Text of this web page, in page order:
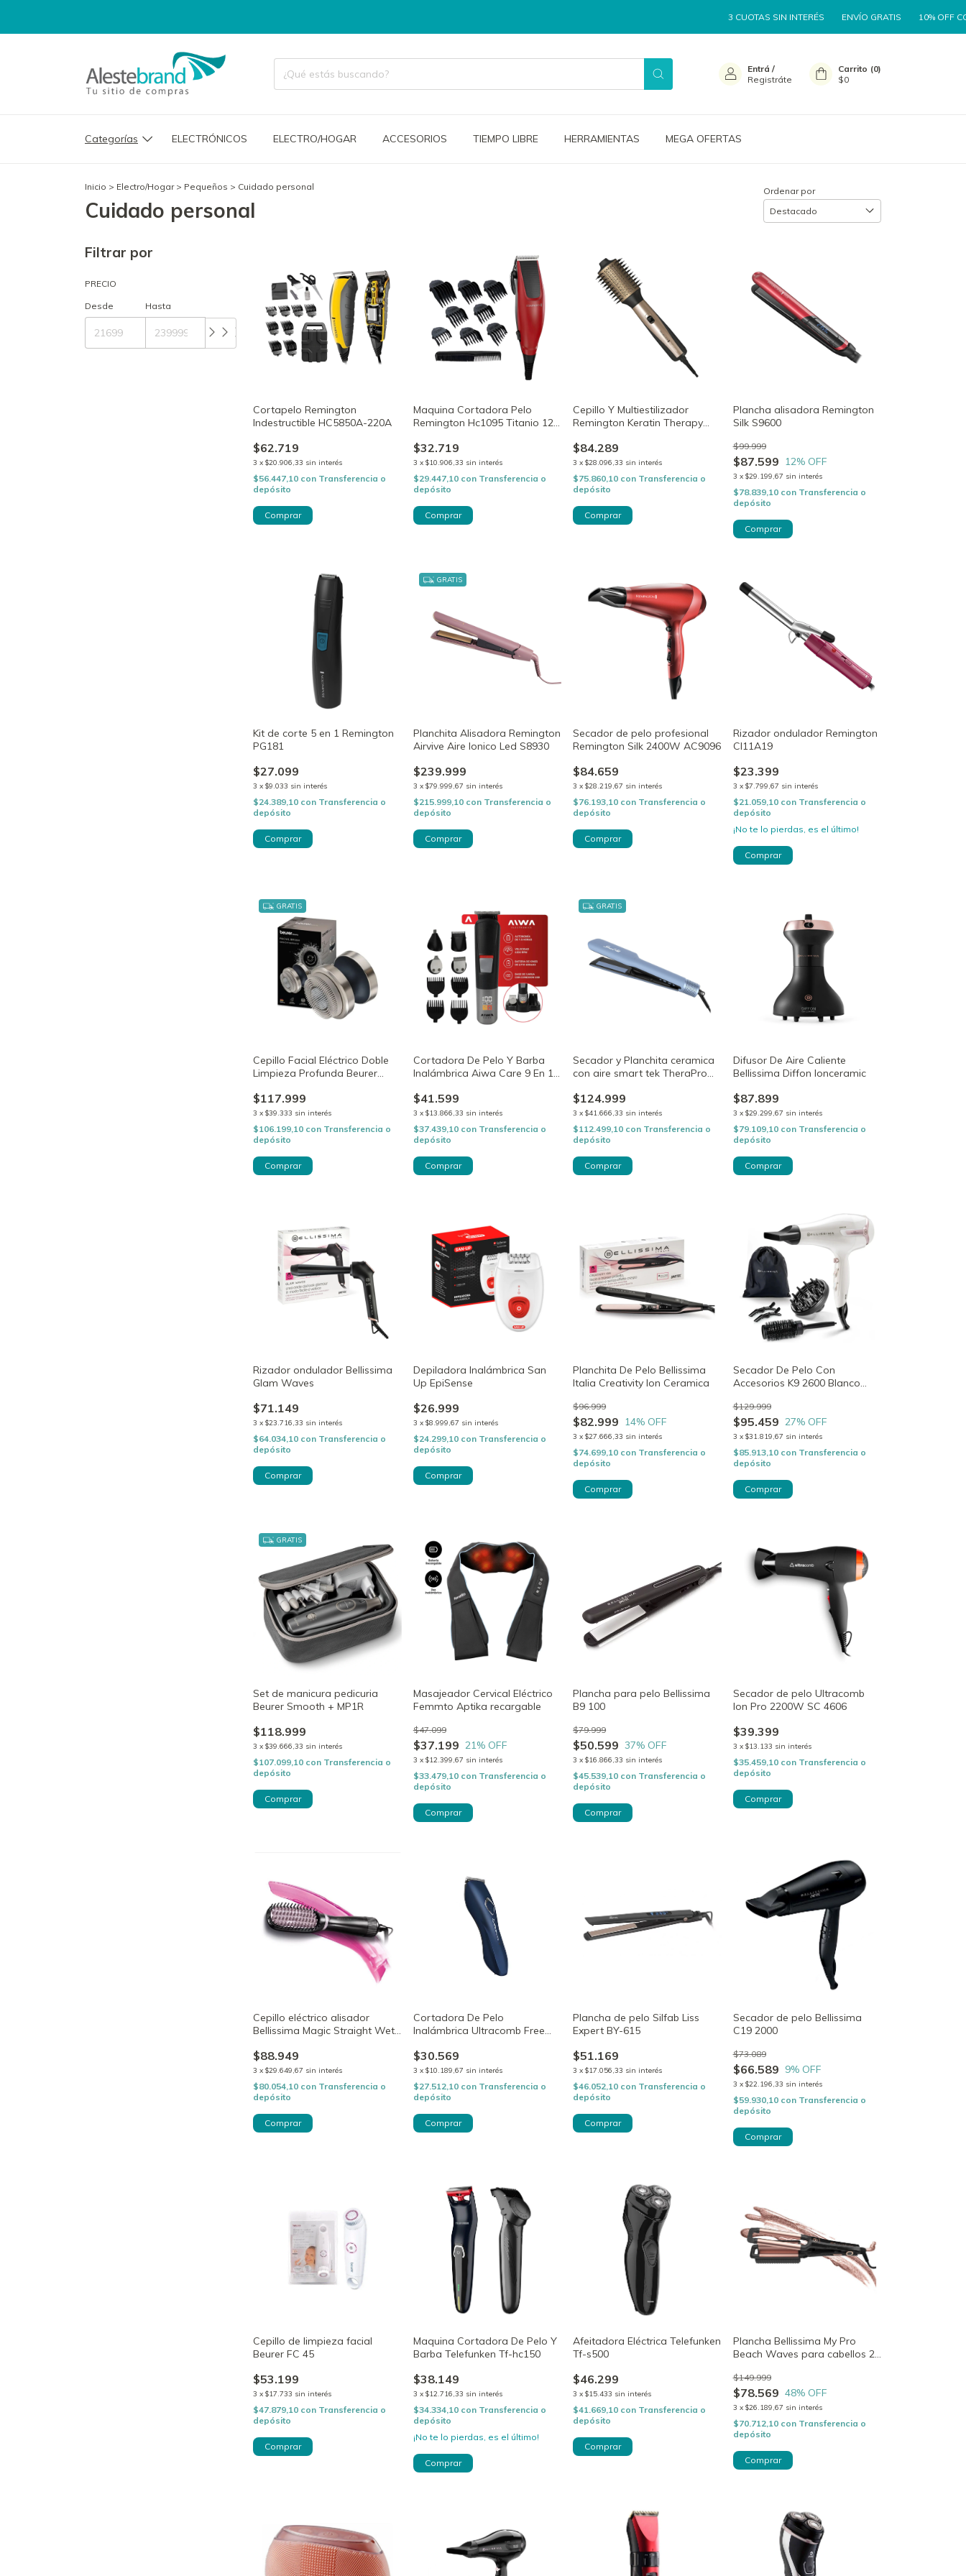
3 CUOTAS SIN INTERÉS ENVÍO GRATIS 10% OFF CON
Entrá /
Registráte
Carrito (0)
$0
Categorías ELECTRÓNICOS ELECTRO/HOGAR ACCESORIOS TIEMPO LIBRE HERRAMIENTAS MEGA OFERTAS
Inicio > Electro/Hogar > Pequeños > Cuidado personal
Cuidado personal
Ordenar por
Filtrar por
PRECIO
Desde Hasta
Cortapelo Remington
Indestructible HC5850A-220A
$62.719
3 x$20.906,33 sin interés
$56.447,10 con Transferencia o
depósito
Maquina Cortadora Pelo
Remington Hc1095 Titanio 12
$32.719
3 x $10.906,33 sin interés
$29.447,10 con Transferencia o
depósito
Cepillo Y Multiestilizador
Remington Keratin Therapy
$84.289
3 x$28.096,33 sin interés
$75.860,10 con Transferencia o
depósito
Plancha alisadora Remington
Silk S9600
$87.599
$99.999
12% OFF
3 x $29.199,67 sin interés
$78.839,10 con Transferencia o
depósito
Kit de corte 5 en 1 Remington
PG181
$27.099
3 x$9.033 sin interés
$24.389,10 con Transferencia o
depósito
GRATIS
Planchita Alisadora Remington
Airvive Aire Ionico Led S8930
$239.999
3 x $79.999,67 sin interés
$215.999,10 con Transferencia o
depósito
Secador de pelo profesional
Remington Silk 2400W AC9096
$84.659
3 x$28.219,67 sin interés
$76.193,10 con Transferencia o
depósito
Rizador ondulador Remington
CI11A19
$23.399
3 x $7.799,67 sin interés
$21.059,10 con Transferencia o
depósito
¡No te lo pierdas, es el último!
GRATIS
Cepillo Facial Eléctrico Doble
Limpieza Profunda Beurer
$117.999
3 x$39.333 sin interés
$106.199,10 con Transferencia o
depósito
Cortadora De Pelo Y Barba
Inalámbrica Aiwa Care 9 En 1
$41.599
3 x $13.866,33 sin interés
$37.439,10 con Transferencia o
depósito
GRATIS
Secador y Planchita ceramica
con aire smart tek TheraPro
$124.999
3 x$41.666,33 sin interés
$112.499,10 con Transferencia o
depósito
Difusor De Aire Caliente
Bellissima Diffon Ionceramic
$87.899
3 x $29.299,67 sin interés
$79.109,10 con Transferencia o
depósito
Rizador ondulador Bellissima
Glam Waves
$71.149
3 x$23.716,33 sin interés
$64.034,10 con Transferencia o
depósito
Depiladora Inalámbrica San
Up EpiSense
$26.999
3 x $8.999,67 sin interés
$24.299,10 con Transferencia o
depósito
Planchita De Pelo Bellissima
Italia Creativity Ion Ceramica
$82.999
$96.999
14% OFF
3 x$27.666,33 sin interés
$74.699,10 con Transferencia o
depósito
Secador De Pelo Con
Accesorios K9 2600 Blanco
$95.459
$129.999
27% OFF
3 x $31.819,67 sin interés
$85.913,10 con Transferencia o
depósito
GRATIS
Set de manicura pedicuria
Beurer Smooth + MP1R
$118.999
3 x$39.666,33 sin interés
$107.099,10 con Transferencia o
depósito
Masajeador Cervical Eléctrico
Femmto Aptika recargable
$37.199
$47.099
21% OFF
3 x $12.399,67 sin interés
$33.479,10 con Transferencia o
depósito
Plancha para pelo Bellissima
B9 100
$50.599
$79.999
37% OFF
3 x$16.866,33 sin interés
$45.539,10 con Transferencia o
depósito
Secador de pelo Ultracomb
Ion Pro 2200W SC 4606
$39.399
3 x $13.133 sin interés
$35.459,10 con Transferencia o
depósito
Cepillo eléctrico alisador
Bellissima Magic Straight Wet
$88.949
3 x$29.649,67 sin interés
$80.054,10 con Transferencia o
depósito
Cortadora De Pelo
Inalámbrica Ultracomb Free
$30.569
3 x $10.189,67 sin interés
$27.512,10 con Transferencia o
depósito
Plancha de pelo Silfab Liss
Expert BY-615
$51.169
3 x$17.056,33 sin interés
$46.052,10 con Transferencia o
depósito
Secador de pelo Bellissima
C19 2000
$66.589
$73.089
9% OFF
3 x $22.196,33 sin interés
$59.930,10 con Transferencia o
depósito
Cepillo de limpieza facial
Beurer FC 45
$53.199
3 x$17.733 sin interés
$47.879,10 con Transferencia o
depósito
Maquina Cortadora De Pelo Y
Barba Telefunken Tf-hc150
$38.149
3 x $12.716,33 sin interés
$34.334,10 con Transferencia o
depósito
¡No te lo pierdas, es el último!
Afeitadora Eléctrica Telefunken
Tf-s500
$46.299
3 x$15.433 sin interés
$41.669,10 con Transferencia o
depósito
Plancha Bellissima My Pro
Beach Waves para cabellos 2
$78.569
$149.999
48% OFF
3 x $26.189,67 sin interés
$70.712,10 con Transferencia o
depósito